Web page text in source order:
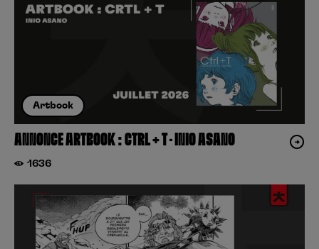
Artbook
ANNONCE ARTBOOK : CTRL + T – INIO ASANO
1636